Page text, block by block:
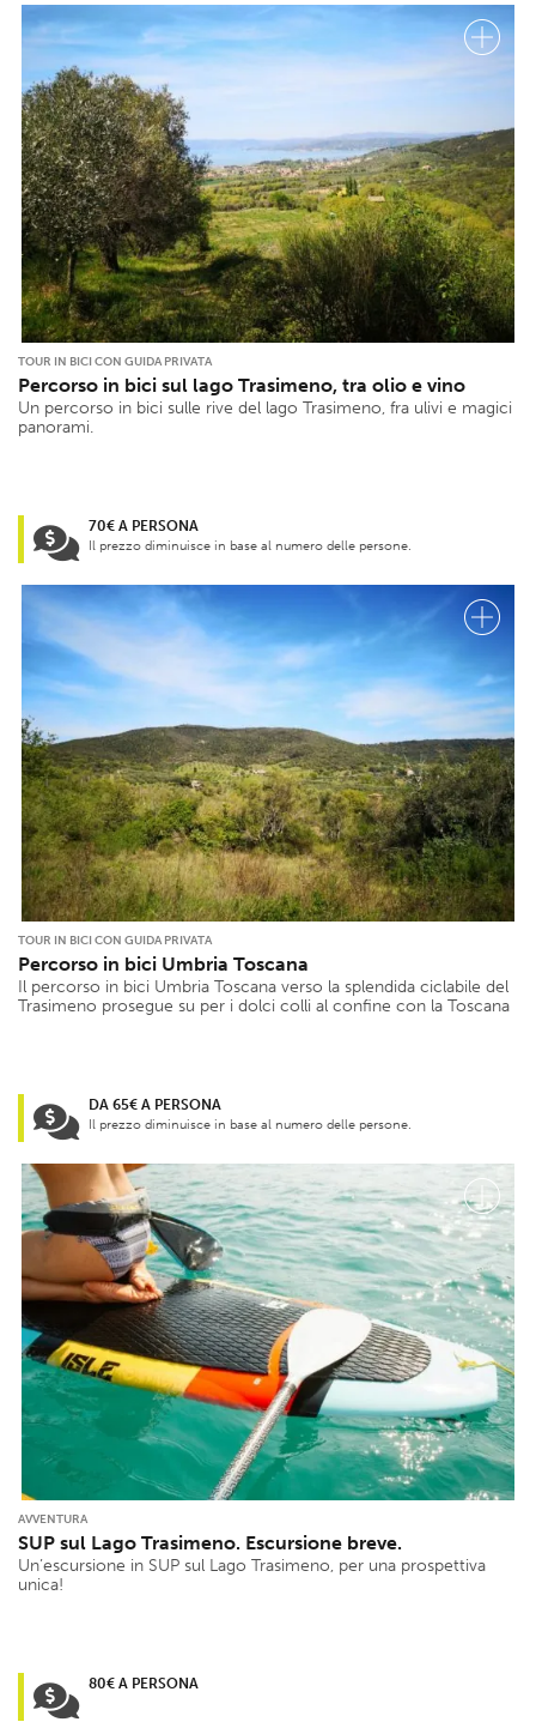
TOUR IN BICI CON GUIDA PRIVATA
Percorso in bici sul lago Trasimeno, tra olio e vino
Un percorso in bici sulle rive del lago Trasimeno, fra ulivi e magici
panorami.
70€ A PERSONA
Il prezzo diminuisce in base al numero delle persone.
TOUR IN BICI CON GUIDA PRIVATA
Percorso in bici Umbria Toscana
Il percorso in bici Umbria Toscana verso la splendida ciclabile del
Trasimeno prosegue su per i dolci colli al confine con la Toscana
DA 65€ A PERSONA
Il prezzo diminuisce in base al numero delle persone.
AVVENTURA
SUP sul Lago Trasimeno. Escursione breve.
Un’escursione in SUP sul Lago Trasimeno, per una prospettiva
unica!
80€ A PERSONA